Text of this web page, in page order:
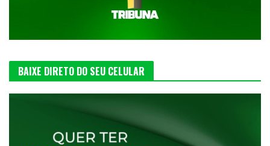
BAIXE DIRETO DO SEU CELULAR